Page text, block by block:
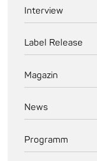
Interview
Label Release
Magazin
News
Programm